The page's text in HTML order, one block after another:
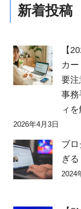
新着投稿
【
カ
要注
事務
ィ
2026年4月3日
ブ
ぎる
2024